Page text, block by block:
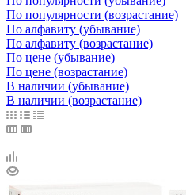
По популярности (возрастание)
По алфавиту (убывание)
По алфавиту (возрастание)
По цене (убывание)
По цене (возрастание)
В наличии (убывание)
В наличии (возрастание)